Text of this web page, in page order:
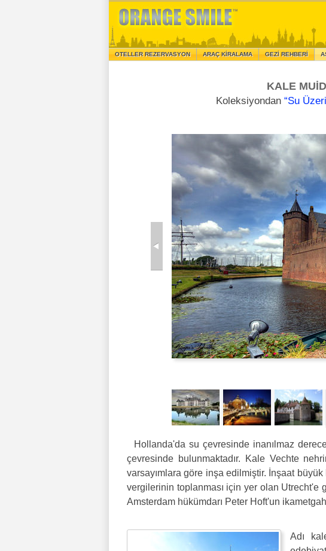
OTELLER REZERVASYON ARAÇ KIRALAMA GEZI REHBERI
KALE
Koleksiyondan “Su
Hollanda'da su çevresinde inanılmaz
çevresinde bulunmaktadır. Kale Vechte
varsayımlara göre inşa edilmiştir. İnşaat büyük
vergilerinin toplanması için yer olan Utrecht'e
Amsterdam hükümdarı Peter Hoft'un
Adı